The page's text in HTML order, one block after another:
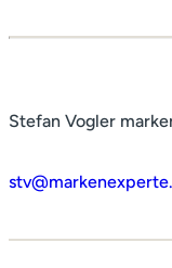
Stefan Vogler